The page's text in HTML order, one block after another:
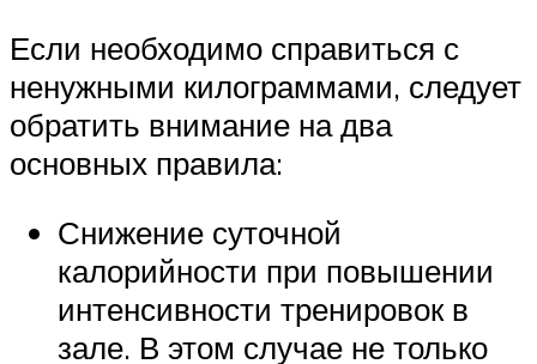
Если необходимо справиться с
ненужными килограммами, следует
обратить внимание на два
основных правила:
Снижение суточной
калорийности при повышении
интенсивности тренировок в
зале. В этом случае не только